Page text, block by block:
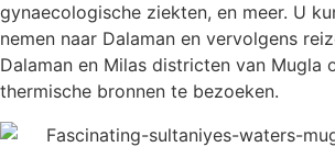
gynaecologische ziekten, en meer. U
nemen naar Dalaman en vervolgens
Dalaman en Milas districten van Mugla
thermische bronnen te bezoeken.